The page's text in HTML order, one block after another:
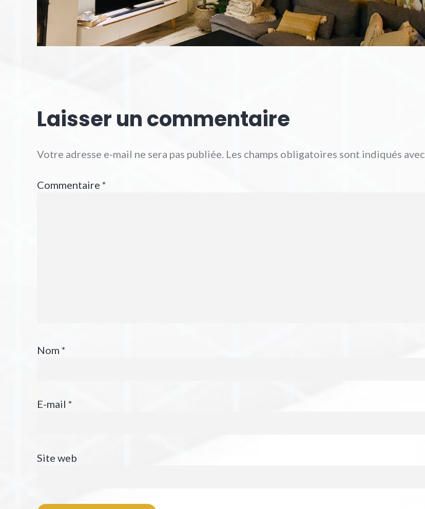
Laisser un commentaire
Votre adresse e-mail ne sera pas publiée. Les champs obligatoires sont indiqués avec
Commentaire *
Nom *
E-mail *
Site web